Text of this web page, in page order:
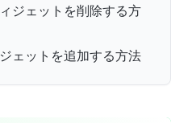
ジェットを削除する方
ェットを追加する方法